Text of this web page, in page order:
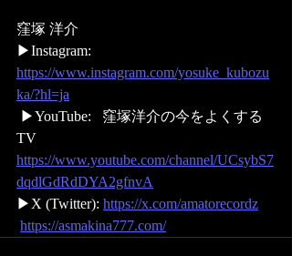
窪塚 洋介
▶Instagram:
https://www.instagram.com/yosuke_kubozu
ka/?hl=ja
TV
https://www.youtube.com/channel/UCsybS7
dqdlGdRdDYA2gfnvA
▶X (Twitter): https://x.com/amatorecordz
https://asmakina777.com/